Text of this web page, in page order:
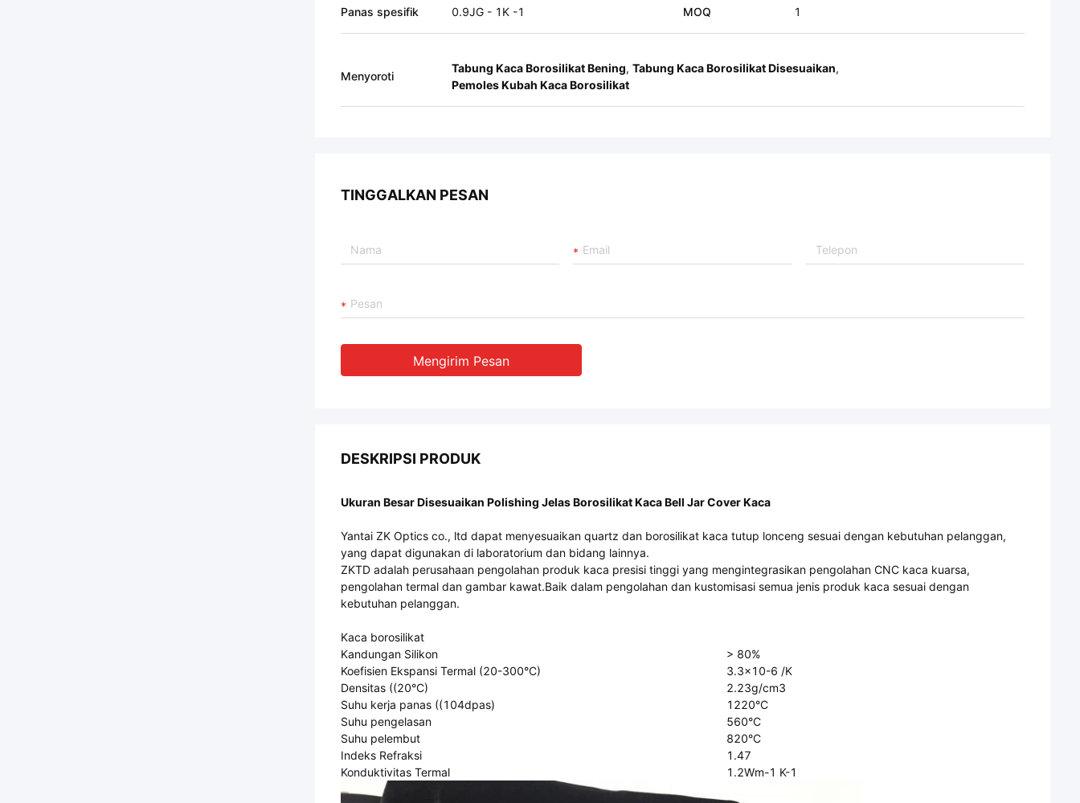
Panas spesifik 0.9JG - 1K -1 MOQ 1
Menyoroti
Tabung Kaca Borosilikat Bening, Tabung Kaca Borosilikat Disesuaikan,
Pemoles Kubah Kaca Borosilikat
TINGGALKAN PESAN
Mengirim Pesan
DESKRIPSI PRODUK
Ukuran Besar Disesuaikan Polishing Jelas Borosilikat Kaca Bell Jar Cover Kaca
Yantai ZK Optics co., ltd dapat menyesuaikan quartz dan borosilikat kaca tutup lonceng sesuai dengan kebutuhan pelanggan,
yang dapat digunakan di laboratorium dan bidang lainnya.
ZKTD adalah perusahaan pengolahan produk kaca presisi tinggi yang mengintegrasikan pengolahan CNC kaca kuarsa,
pengolahan termal dan gambar kawat.Baik dalam pengolahan dan kustomisasi semua jenis produk kaca sesuai dengan
kebutuhan pelanggan.
Kaca borosilikat
Kandungan Silikon
> 80%
Koefisien Ekspansi Termal (20-300°C)
3.3×10-6 /K
Densitas ((20°C)
2.23g/cm3
Suhu kerja panas ((104dpas)
1220°C
Suhu pengelasan
560°C
Suhu pelembut
820°C
Indeks Refraksi
1.47
Konduktivitas Termal
1.2Wm-1 K-1